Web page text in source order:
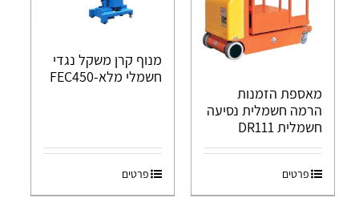
מאספת הזמנות
הרמה חשמלית נסיעה
חשמלית DR111
פרטים
מנוף קרן משקל נגדי
חשמלי מלא-FEC450
פרטים